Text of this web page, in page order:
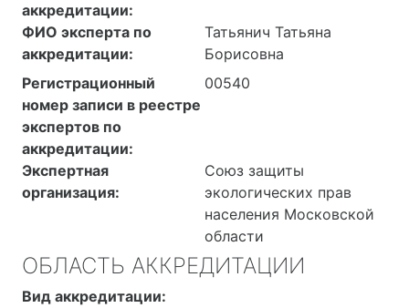
аккредитации:
ФИО эксперта по
аккредитации:
Татьянич Татьяна
Борисовна
Регистрационный
номер записи в реестре
экспертов по
аккредитации:
00540
Экспертная
организация:
Союз защиты
экологических прав
населения Московской
области
ОБЛАСТЬ АККРЕДИТАЦИИ
Вид аккредитации: